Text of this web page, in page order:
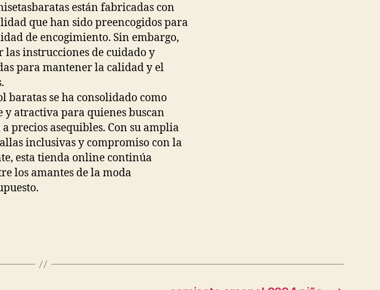
están fabricadas con
que han sido preencogidos para
de encogimiento. Sin embargo,
las instrucciones de cuidado y
para mantener la calidad y el
baratas se ha consolidado como
atractiva para quienes buscan
precios asequibles. Con su amplia
inclusivas y compromiso con la
esta tienda online continúa
los amantes de la moda